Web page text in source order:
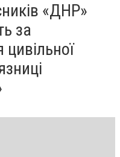
«ДНР»
за
цивільної